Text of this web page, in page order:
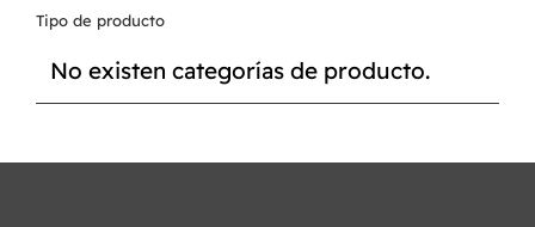
Tipo de producto
No existen categorías de producto.